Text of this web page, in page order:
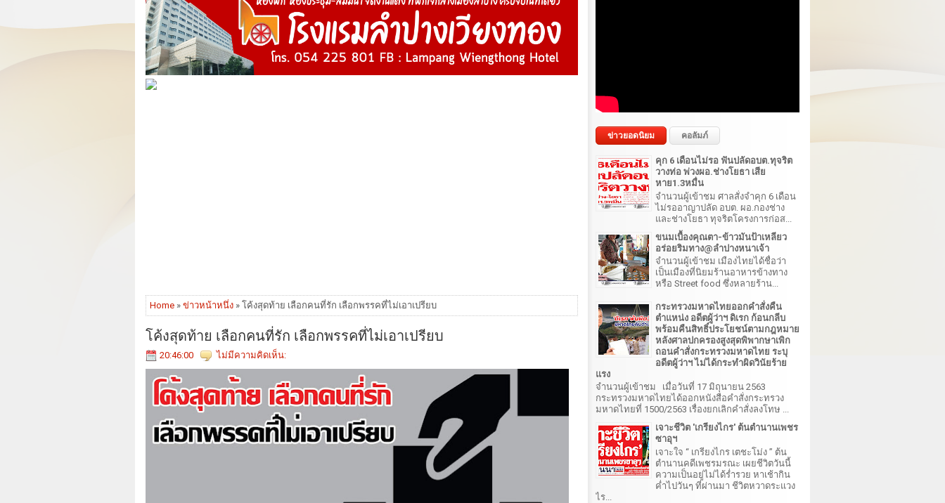
Home » ข่าวหน้าหนึ่ง » โค้งสุดท้าย เลือกคนที่รัก เลือกพรรคที่ไม่เอาเปรียบ
โค้งสุดท้าย เลือกคนที่รัก เลือกพรรคที่ไม่เอาเปรียบ
20:46:00 ไม่มีความคิดเห็น:
ข่าวยอดนิยม คอลัมภ์
คุก 6 เดือนไม่รอ ฟันปลัดอบต.ทุจริต
วางท่อ พ่วงผอ.ช่างโยธา เสีย
หาย1.3หมื่น
จำนวนผู้เข้าชม ศาลสั่งจำคุก 6 เดือน
ไม่รออาญาปลัด อบต. ผอ.กองช่าง
และช่างโยธา ทุจริตโครงการก่อส...
ขนมเบื้องคุณตา-ข้าวมันป้าเหลียว
อร่อยริมทาง@ลำปางหนาเจ้า
จำนวนผู้เข้าชม เมืองไทยได้ชื่อว่า
เป็นเมืองที่นิยมร้านอาหารข้างทาง
หรือ Street food ซึ่งหลายร้าน...
กระทรวงมหาดไทยออกคำสั่งคืน
ตำแหน่ง อดีตผู้ว่าฯ ดิเรก ก้อนกลีบ
พร้อมคืนสิทธิ์ประโยชน์ตามกฎหมาย
หลังศาลปกครองสูงสุดพิพากษาเพิก
ถอนคำสั่งกระทรวงมหาดไทย ระบุ
อดีตผู้ว่าฯ ไม่ได้กระทำผิดวินัยร้าย
แรง
จำนวนผู้เข้าชม เมื่อวันที่ 17 มิถุนายน 2563
กระทรวงมหาดไทยได้ออกหนังสือคำสั่งกระทรวง
มหาดไทยที่ 1500/2563 เรื่องยกเลิกคำสั่งลงโทษ ...
เจาะชีวิต 'เกรียงไกร' ต้นตำนานเพชร
ซาอุฯ
เจาะใจ “ เกรียงไกร เตชะโม่ง ” ต้น
ตำนานคดีเพชรมรณะ เผยชีวิตวันนี้
ความเป็นอยู่ไม่ได้ร่ำรวย หาเช้ากิน
ค่ำไปวันๆ ที่ผ่านมา ชีวิตหวาดระแวง
ไร...